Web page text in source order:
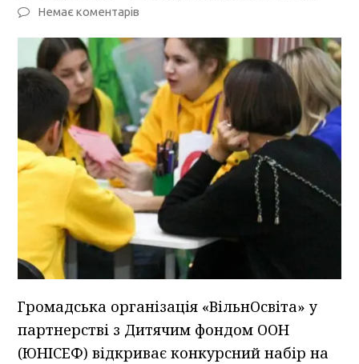
Немає коментарів
Громадська організація «ВільнОсвіта» у
партнерстві з Дитячим фондом ООН
(ЮНІСЕФ) відкриває конкурсний набір на